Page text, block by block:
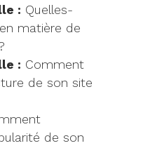
: Quelles-
matière de
: Comment
de son site
de son